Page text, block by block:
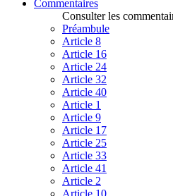
Commentaires
Consulter les
Préambule
Article 8
Article 16
Article 24
Article 32
Article 40
Article 1
Article 9
Article 17
Article 25
Article 33
Article 41
Article 2
Article 10